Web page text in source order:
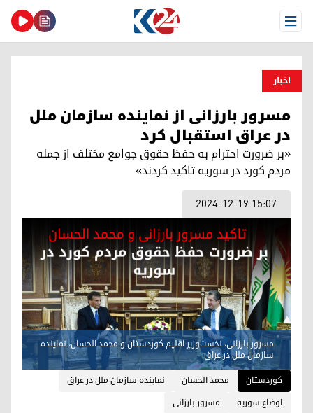
Open Menu
اخبار
مسرور بارزانی از‌ نماینده سازمان ملل
در عراق استقبال کرد
«بر ضرورت احترام به حفظ حقوق جوامع مختلف از جمله
مردم کورد در سوریه تاکید کردند»
2024-12-19 15:07
مسرور بارزانی، نخست‌وزیر اقلیم کوردستان و محمد الحسان،‌ نماینده
سازمان ملل در عراق
کوردستان
محمد الحسان
نماینده سازمان ملل در عراق
اوضاع سوریه
مسرور بارزانی